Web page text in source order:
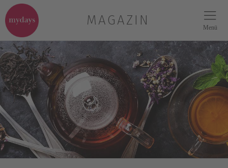
MAGAZIN Menü